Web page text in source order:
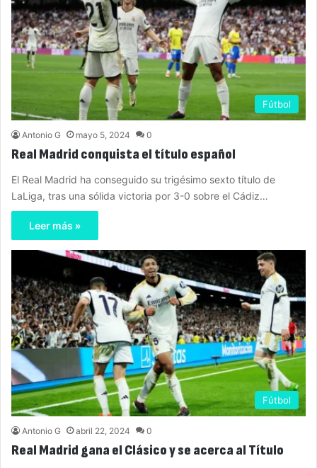
Fútbol
Antonio G mayo 5, 2024 0
Real Madrid conquista el título español
El Real Madrid ha conseguido su trigésimo sexto título de
LaLiga, tras una sólida victoria por 3-0 sobre el Cádiz…
Leer más »
Fútbol
Antonio G abril 22, 2024 0
Real Madrid gana el Clásico y se acerca al Título